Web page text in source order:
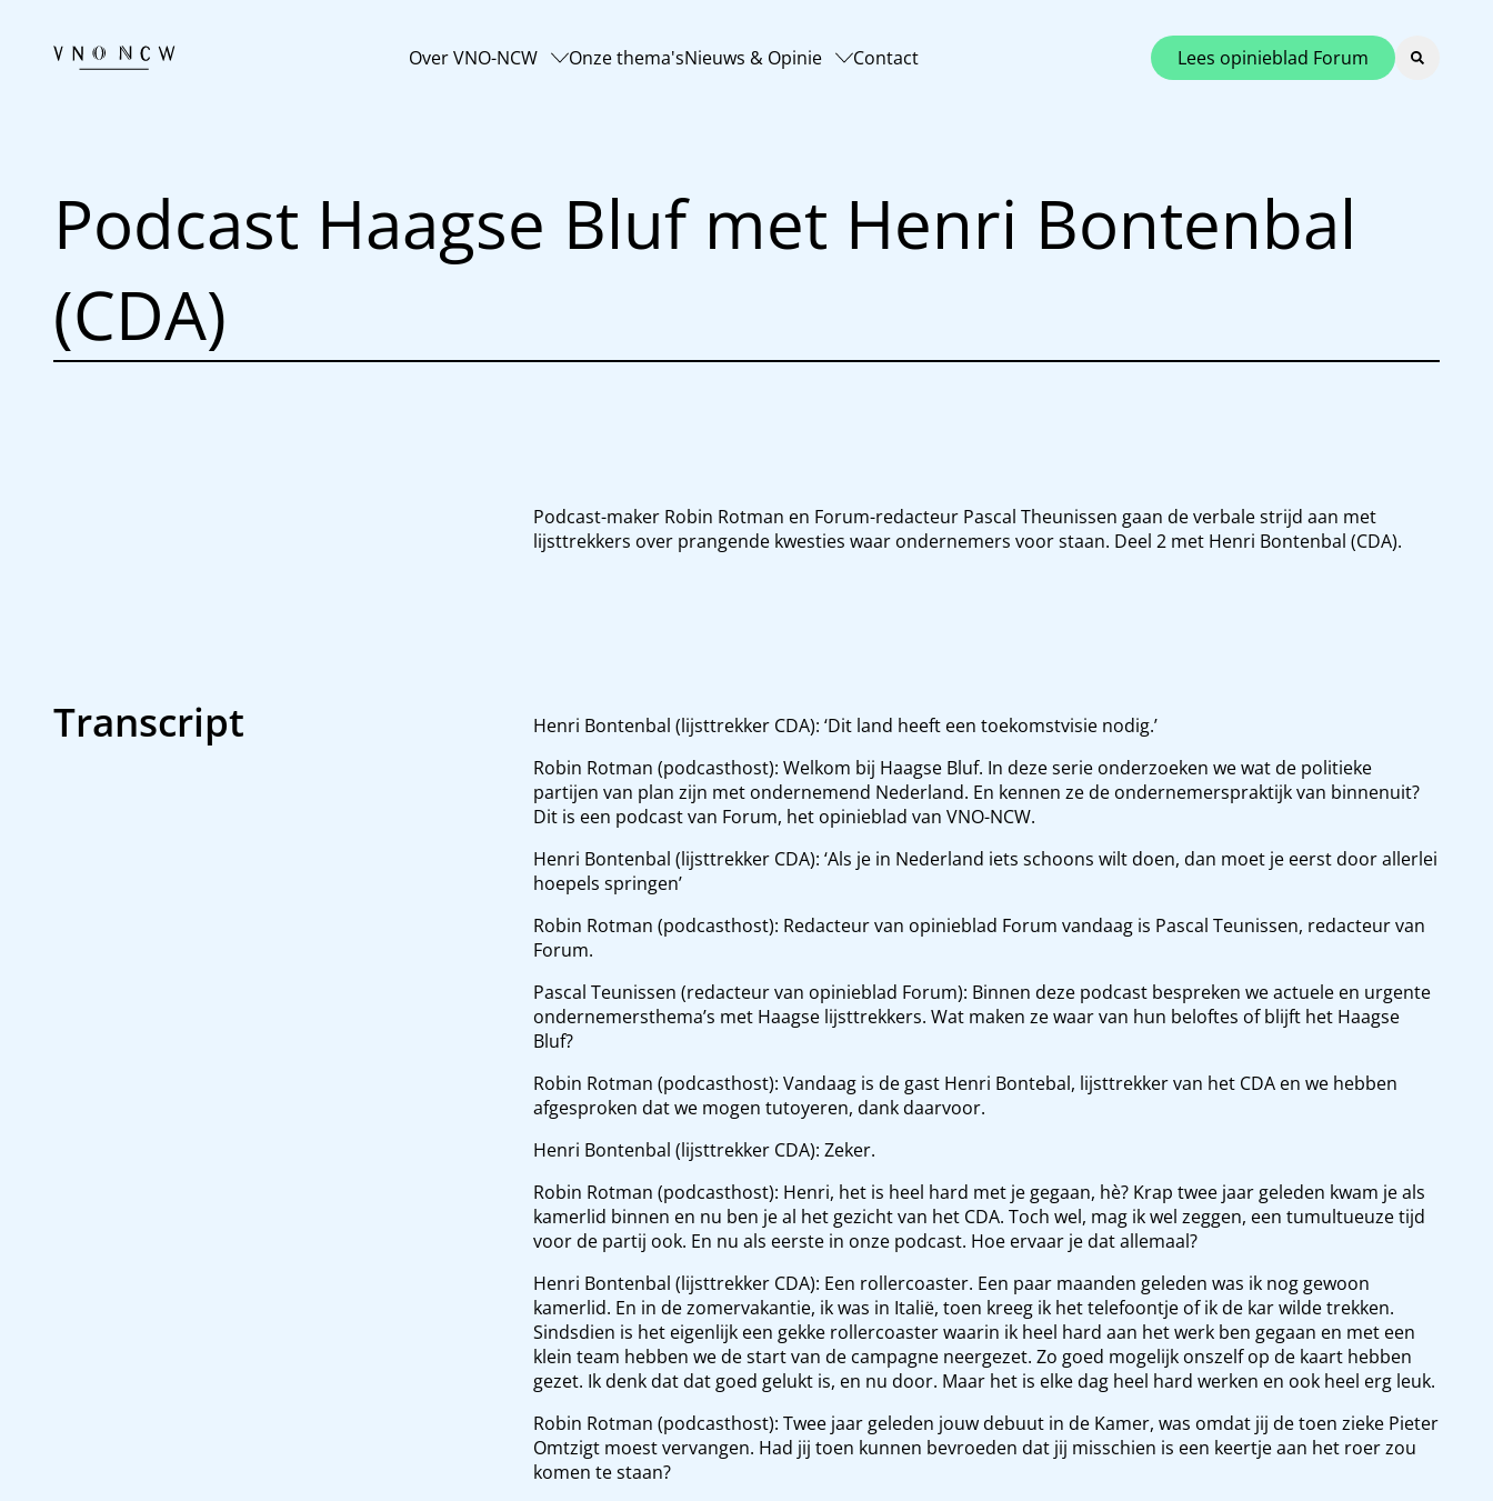
Over VNO-NCW Onze thema'sNieuws & Opinie Contact Lees opinieblad Forum
Podcast Haagse Bluf met Henri Bontenbal
(CDA)
Podcast-maker Robin Rotman en Forum-redacteur Pascal Theunissen gaan de verbale strijd aan met
lijsttrekkers over prangende kwesties waar ondernemers voor staan. Deel 2 met Henri Bontenbal (CDA).
Transcript
Henri Bontenbal (lijsttrekker CDA): ‘Dit land heeft een toekomstvisie nodig.’
Robin Rotman (podcasthost): Welkom bij Haagse Bluf. In deze serie onderzoeken we wat de politieke
partijen van plan zijn met ondernemend Nederland. En kennen ze de ondernemerspraktijk van binnenuit?
Dit is een podcast van Forum, het opinieblad van VNO-NCW.
Henri Bontenbal (lijsttrekker CDA): ‘Als je in Nederland iets schoons wilt doen, dan moet je eerst door allerlei
hoepels springen’
Robin Rotman (podcasthost): Redacteur van opinieblad Forum vandaag is Pascal Teunissen, redacteur van
Forum.
Pascal Teunissen (redacteur van opinieblad Forum): Binnen deze podcast bespreken we actuele en urgente
ondernemersthema’s met Haagse lijsttrekkers. Wat maken ze waar van hun beloftes of blijft het Haagse
Bluf?
Robin Rotman (podcasthost): Vandaag is de gast Henri Bontebal, lijsttrekker van het CDA en we hebben
afgesproken dat we mogen tutoyeren, dank daarvoor.
Henri Bontenbal (lijsttrekker CDA): Zeker.
Robin Rotman (podcasthost): Henri, het is heel hard met je gegaan, hè? Krap twee jaar geleden kwam je als
kamerlid binnen en nu ben je al het gezicht van het CDA. Toch wel, mag ik wel zeggen, een tumultueuze tijd
voor de partij ook. En nu als eerste in onze podcast. Hoe ervaar je dat allemaal?
Henri Bontenbal (lijsttrekker CDA): Een rollercoaster. Een paar maanden geleden was ik nog gewoon
kamerlid. En in de zomervakantie, ik was in Italië, toen kreeg ik het telefoontje of ik de kar wilde trekken.
Sindsdien is het eigenlijk een gekke rollercoaster waarin ik heel hard aan het werk ben gegaan en met een
klein team hebben we de start van de campagne neergezet. Zo goed mogelijk onszelf op de kaart hebben
gezet. Ik denk dat dat goed gelukt is, en nu door. Maar het is elke dag heel hard werken en ook heel erg leuk.
Robin Rotman (podcasthost): Twee jaar geleden jouw debuut in de Kamer, was omdat jij de toen zieke Pieter
Omtzigt moest vervangen. Had jij toen kunnen bevroeden dat jij misschien is een keertje aan het roer zou
komen te staan?